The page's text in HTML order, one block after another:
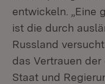
entwickeln. „Eine
ist die durch
Russland
das Vertrauen
Staat und